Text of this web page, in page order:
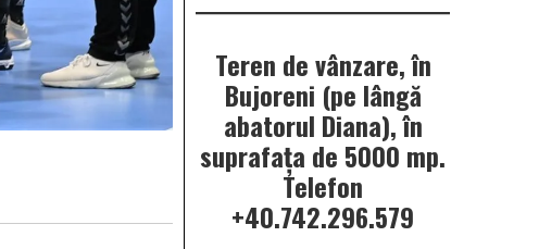
Teren de vânzare, în
Bujoreni (pe lângă
abatorul Diana), în
suprafața de 5000 mp.
Telefon
+40.742.296.579